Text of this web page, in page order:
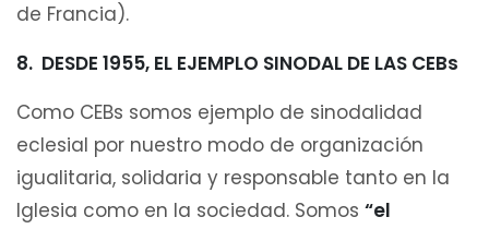
de Francia).
8. DESDE 1955, EL EJEMPLO SINODAL DE LAS CEBs
Como CEBs somos ejemplo de sinodalidad
eclesial por nuestro modo de organización
igualitaria, solidaria y responsable tanto en la
Iglesia como en la sociedad. Somos “el